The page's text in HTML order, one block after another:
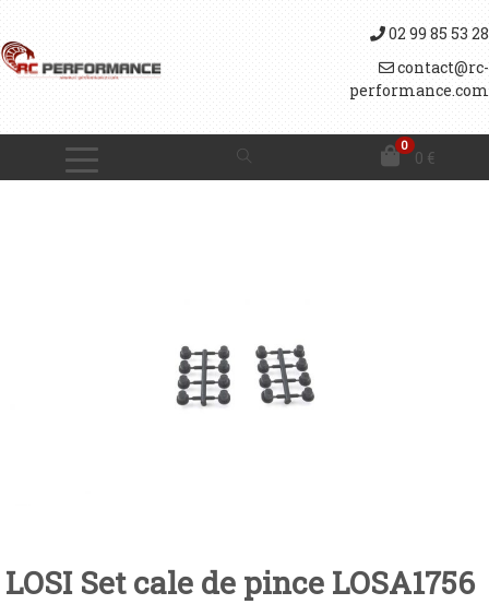
02 99 85 53 28
contact@rc-
performance.com
0
0 €
LOSI Set cale de pince LOSA1756